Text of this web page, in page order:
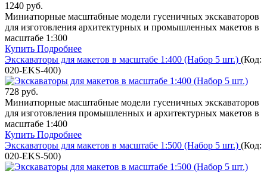
1240 руб.
Миниатюрные масштабные модели гусеничных экскаваторов
для изготовления архитектурных и промышленных макетов в
масштабе 1:300
Купить Подробнее
Экскаваторы для макетов в масштабе 1:400 (Набор 5 шт.) (Код:
020-EKS-400)
728 руб.
Миниатюрные масштабные модели гусеничных экскаваторов
для изготовления промышленных и архитектурных макетов в
масштабе 1:400
Купить Подробнее
Экскаваторы для макетов в масштабе 1:500 (Набор 5 шт.) (Код:
020-EKS-500)